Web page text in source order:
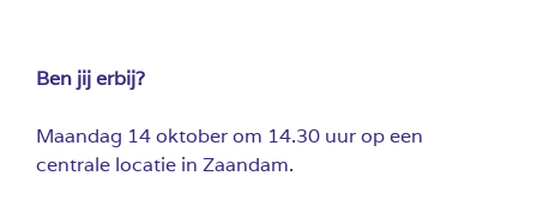
Ben jij erbij?
Maandag 14 oktober om 14.30 uur op een
centrale locatie in Zaandam.